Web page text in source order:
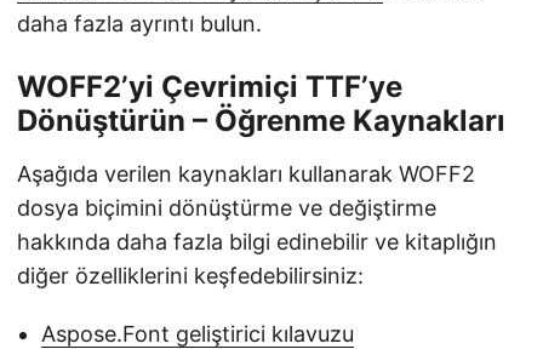
daha fazla ayrıntı bulun.
WOFF2’yi Çevrimiçi TTF’ye
Dönüştürün – Öğrenme Kaynakları
Aşağıda verilen kaynakları kullanarak WOFF2
dosya biçimini dönüştürme ve değiştirme
hakkında daha fazla bilgi edinebilir ve kitaplığın
diğer özelliklerini keşfedebilirsiniz:
Aspose.Font geliştirici kılavuzu